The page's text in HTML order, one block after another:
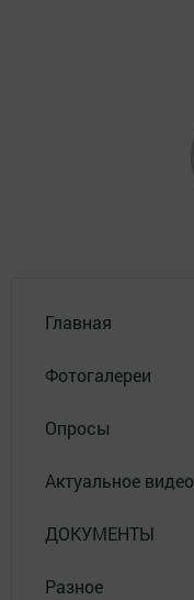
Главная
Фотогалереи
Опросы
Актуальное видео
ДОКУМЕНТЫ
Разное